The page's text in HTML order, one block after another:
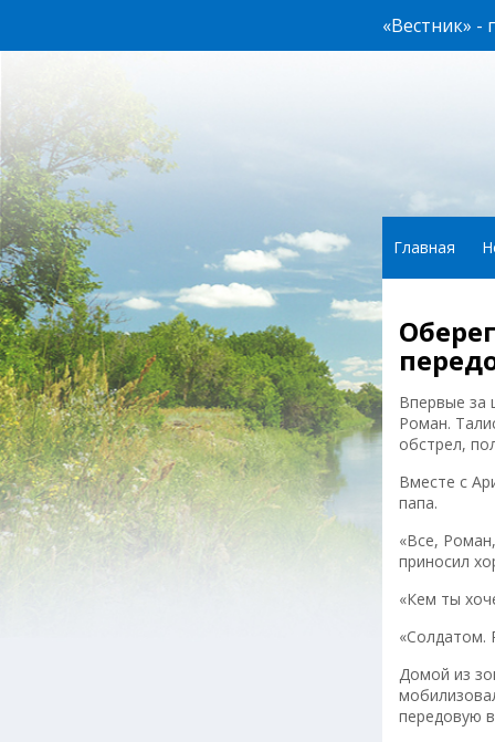
«Вестник» -
Главная
Впервые за
Роман.
обстрел,
Вместе с
папа.
«Все,
приносил
«Кем ты
«Солдатом.
Домой из
передовую